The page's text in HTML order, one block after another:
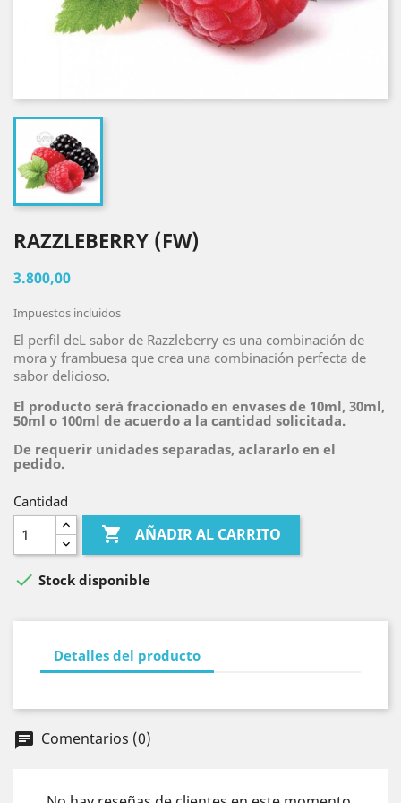
RAZZLEBERRY (FW)
3.800,00
Impuestos incluidos
El perfil deL sabor de Razzleberry es una combinación de
mora y frambuesa que crea una combinación perfecta de
sabor delicioso.
El producto será fraccionado en envases de 10ml, 30ml,
50ml o 100ml de acuerdo a la cantidad solicitada.
De requerir unidades separadas, aclararlo en el
pedido.
Cantidad
 AÑADIR AL CARRITO
 Stock disponible
Detalles del producto
chat Comentarios (0)